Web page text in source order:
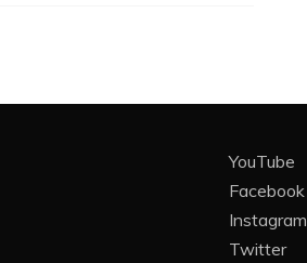
YouTube
Facebook
Instagram
Twitter